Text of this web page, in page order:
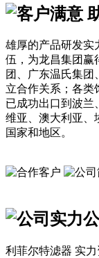
雄厚的产品研发实
伍，为龙昌集团赢
团、广东温氏集团
立合作关系；各类
已成功出口到波兰
维亚、澳大利亚、
国家和地区。
利菲尔特滤器 实